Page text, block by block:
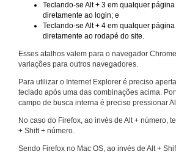
Teclando-se Alt + 3 em qualquer
diretamente ao login; e
Teclando-se Alt + 4 em qualquer
diretamente ao rodapé do site.
Esses atalhos valem para o navegador
variações para outros navegadores.
Para utilizar o Internet Explorer é preciso
teclado após uma das combinações acima.
campo de busca interna é preciso pressionar
No caso do Firefox, ao invés de Alt + número,
+ Shift + número.
Sendo Firefox no Mac OS, ao invés de Alt +